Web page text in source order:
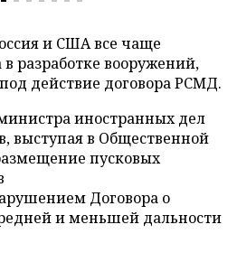
и США все чаще
разработке вооружений,
действие договора РСМД.
иностранных дел
выступая в Общественной
пусковых
Договора о
и меньшей дальности